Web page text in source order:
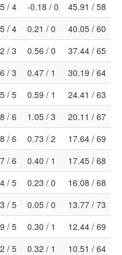
/ 4 -0.18 / 0
45.91 / 58
/ 4 0.21 / 0
40.05 / 60
/ 3 0.56 / 0
37.44 / 65
/ 3 0.47 / 1
30.19 / 64
/ 5 0.59 / 1
24.41 / 63
/ 6 1.05 / 3
20.11 / 67
/ 6 0.73 / 2
17.64 / 69
/ 6 0.40 / 1
17.45 / 68
/ 5 0.23 / 0
16.08 / 68
/ 5 0.05 / 0
13.77 / 73
/ 5 0.30 / 1
12.44 / 69
/ 5 0.32 / 1 10.51 / 64